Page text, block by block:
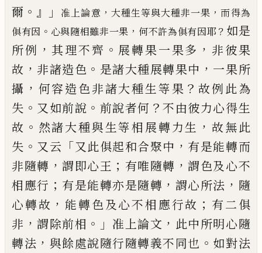
爾 。』」 准上論意 ， 大種生等與大種非一果 ，而得為
俱有因 。 心與隨相雖非一果 ， 何不許為俱有因耶？ 如是
所例 ，其理不齊 。 展轉果一果多 ， 非彼果
故 ， 非諸造色 。 是諸大種展轉果中 ， 一果所
攝 ， 何容造色非諸大種生等果 ？故例此為
失 。 又如前說 。 前說者何 ？不由彼力心得生
故 。 然諸大種與生等相展轉力生 ， 故無此
失 。 又云 「又此俱起和合聚中 ， 有是能轉而
非隨轉 ，謂即心王 ； 有唯隨轉 ，謂色及心不
相應行 ； 有是能轉亦是隨轉 ， 謂心所法 ， 隨
心轉故 ， 能轉色及 心不相應行故 ； 有二俱
非 ，謂除前相 。」 准上論文 ， 此中所明心隨
轉法 ， 與餘處說隨行隨轉義不同也 。 如對法